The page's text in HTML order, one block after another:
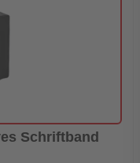
Schriftband